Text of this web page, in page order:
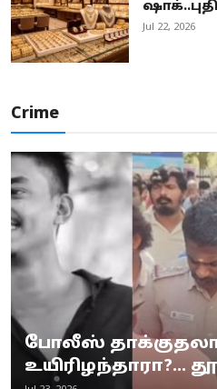
Jul 22, 2026
Crime
போலீஸ்
உயிரிழந்தாரா?...